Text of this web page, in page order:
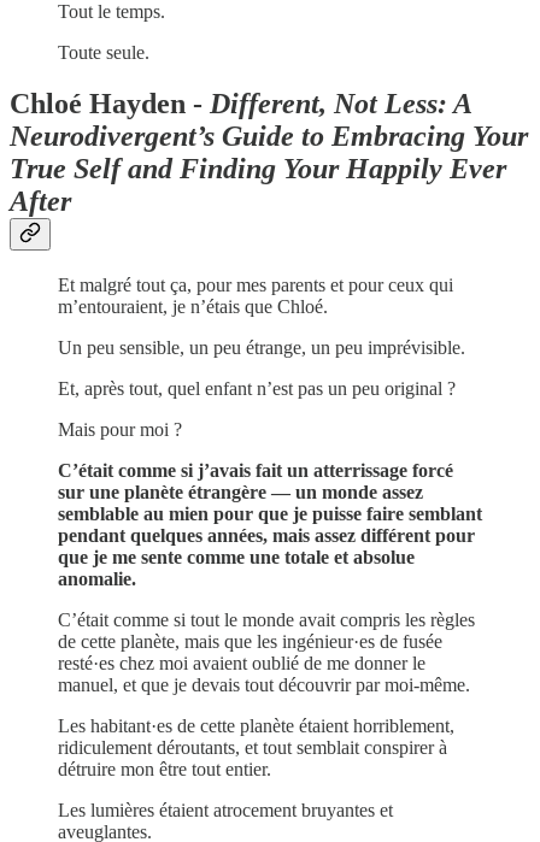
Tout le temps.
Toute seule.
Chloé Hayden - Different, Not Less: A
Neurodivergent’s Guide to Embracing Your
True Self and Finding Your Happily Ever
After
Et malgré tout ça, pour mes parents et pour ceux qui
m’entouraient, je n’étais que Chloé.
Un peu sensible, un peu étrange, un peu imprévisible.
Et, après tout, quel enfant n’est pas un peu original ?
Mais pour moi ?
C’était comme si j’avais fait un atterrissage forcé
sur une planète étrangère — un monde assez
semblable au mien pour que je puisse faire semblant
pendant quelques années, mais assez différent pour
que je me sente comme une totale et absolue
anomalie.
C’était comme si tout le monde avait compris les règles
de cette planète, mais que les ingénieur·es de fusée
resté·es chez moi avaient oublié de me donner le
manuel, et que je devais tout découvrir par moi-même.
Les habitant·es de cette planète étaient horriblement,
ridiculement déroutants, et tout semblait conspirer à
détruire mon être tout entier.
Les lumières étaient atrocement bruyantes et
aveuglantes.